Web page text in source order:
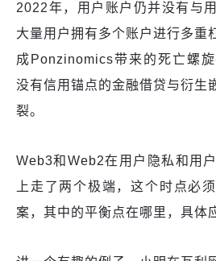
2022年，用户账户仍并没有与
大量用户拥有多个账户进行多重
成Ponzinomics带来的死亡螺旋
没有信用锚点的金融借贷与衍生
裂。
Web3和Web2在用户隐私和用
上走了两个极端，这个时点必
案，其中的平衡点在哪里，具体